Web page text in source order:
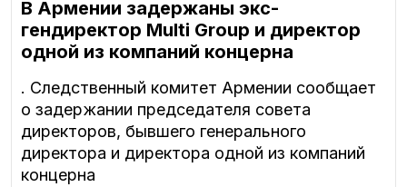
В Армении задержаны экс-
гендиректор Multi Group и директор
одной из компаний концерна
. Следственный комитет Армении сообщает
о задержании председателя совета
директоров, бывшего генерального
директора и директора одной из компаний
концерна